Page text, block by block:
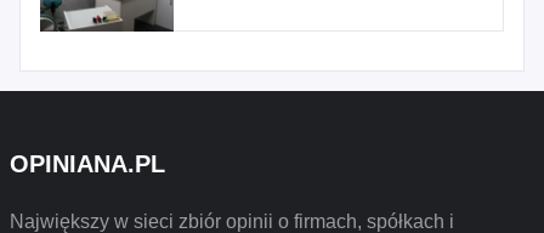
OPINIANA.PL
Największy w sieci zbiór opinii o firmach, spółkach i